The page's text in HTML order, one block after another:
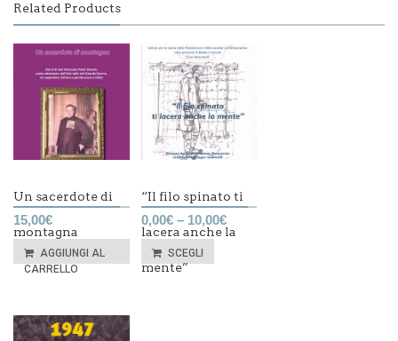
Related Products
Un sacerdote di
montagna
15,00€
AGGIUNGI AL
CARRELLO
“Il filo spinato ti
lacera anche la
mente”
0,00€– 10,00€
SCEGLI